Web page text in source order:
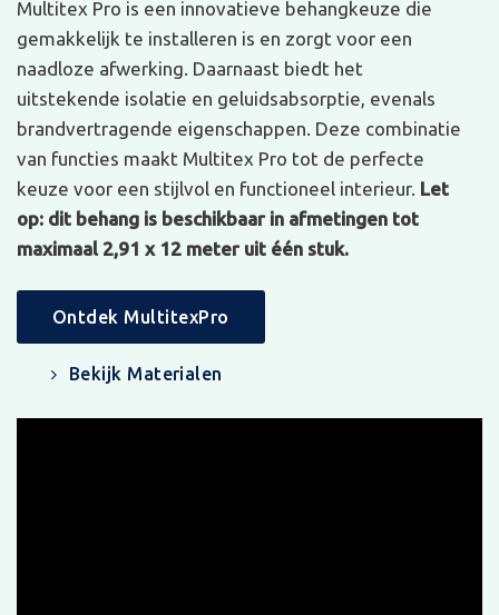
Multitex Pro is een innovatieve behangkeuze die
gemakkelijk te installeren is en zorgt voor een
naadloze afwerking. Daarnaast biedt het
uitstekende isolatie en geluidsabsorptie, evenals
brandvertragende eigenschappen. Deze combinatie
van functies maakt Multitex Pro tot de perfecte
keuze voor een stijlvol en functioneel interieur. Let
op: dit behang is beschikbaar in afmetingen tot
maximaal 2,91 x 12 meter uit één stuk.
Ontdek MultitexPro
Bekijk Materialen